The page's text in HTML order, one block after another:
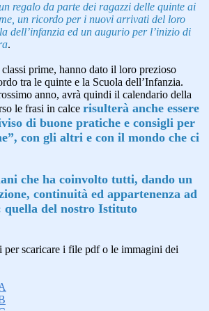
regalo da parte dei ragazzi delle quinte ai
un ricordo per i nuovi arrivati del loro
dell’infanzia ed un augurio per l’inizio di
.
prime, hanno dato il loro prezioso
tra le quinte e la Scuola dell’Infanzia.
anno, avrà quindi il calendario della
le frasi in calce risulterà anche essere
di buone pratiche e consigli per
con gli altri e con il mondo che ci
che ha coinvolto tutti, dando un
continuità ed appartenenza ad
quella del nostro Istituto
scaricare i file pdf o le immagini dei